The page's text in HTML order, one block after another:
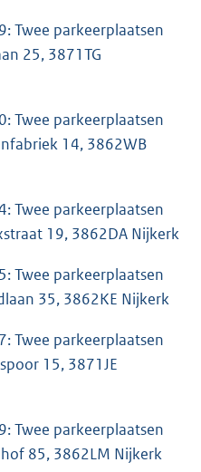
Twee parkeerplaatsen
25, 3871TG
Twee parkeerplaatsen
14, 3862WB
Twee parkeerplaatsen
19, 3862DA Nijkerk
Twee parkeerplaatsen
35, 3862KE Nijkerk
Twee parkeerplaatsen
15, 3871JE
Twee parkeerplaatsen
85, 3862LM Nijkerk